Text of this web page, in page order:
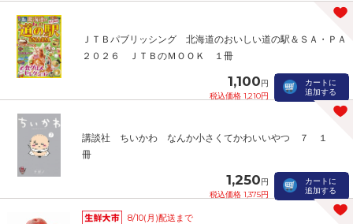
ＪＴＢパブリッシング 北海道のおいしい道の駅＆ＳＡ・ＰＡ
２０２６ ＪＴＢのＭＯＯＫ １冊
1,100円
税込価格 1,210円
カートに
追加する
講談社 ちいかわ なんか小さくてかわいいやつ ７ １
冊
1,250円
税込価格 1,375円
カートに
追加する
8/10(月)配送まで